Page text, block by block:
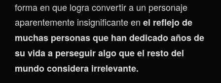
forma en que logra convertir a un personaje
aparentemente insignificante en el reflejo de
muchas personas que han dedicado años de
su vida a perseguir algo que el resto del
mundo considera irrelevante.